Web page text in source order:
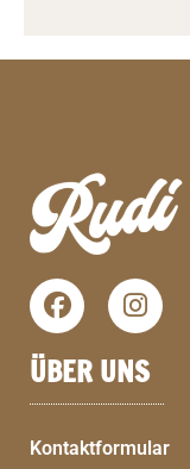
ÜBER UNS
Kontaktformular